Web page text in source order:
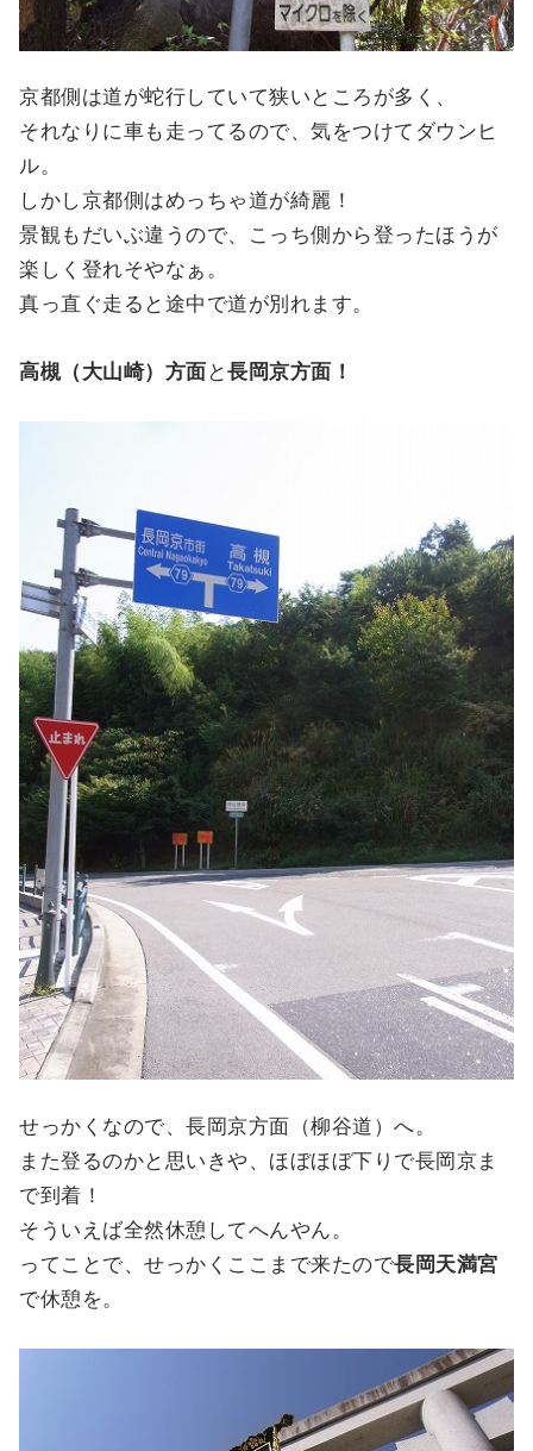
京都側は道が蛇行していて狭いところが多く、
それなりに車も走ってるので、気をつけてダウンヒ
ル。
しかし京都側はめっちゃ道が綺麗！
景観もだいぶ違うので、こっち側から登ったほうが
楽しく登れそやなぁ。
真っ直ぐ走ると途中で道が別れます。
高槻（大山崎）方面 と長岡京方面！
せっかくなので、長岡京方面（柳谷道）へ。
また登るのかと思いきや、ほぼほぼ下りで長岡京ま
で到着！
そういえば全然休憩してへんやん。
ってことで、せっかくここまで来たので長岡天満宮
で休憩を。